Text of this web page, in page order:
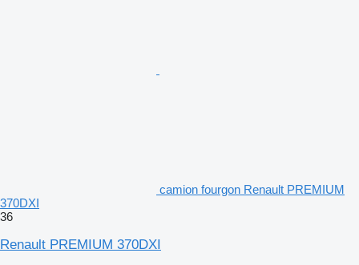
camion fourgon Renault PREMIUM
370DXI
36
Renault PREMIUM 370DXI